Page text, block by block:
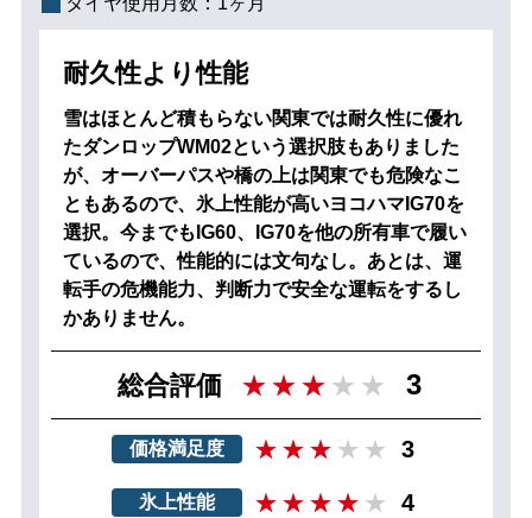
耐久性より性能
雪はほとんど積もらない関東では耐久性に優れ
たダンロップWM02という選択肢もありました
が、オーバーパスや橋の上は関東でも危険なこ
ともあるので、氷上性能が高いヨコハマIG70を
選択。今までもIG60、IG70を他の所有車で履い
ているので、性能的には文句なし。あとは、運
転手の危機能力、判断力で安全な運転をするし
かありません。
総合評価 3
価格満足度 3
氷上性能 4